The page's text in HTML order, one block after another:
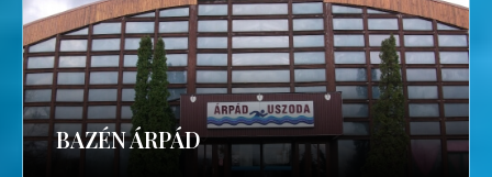
BAZÉN ÁRPÁD